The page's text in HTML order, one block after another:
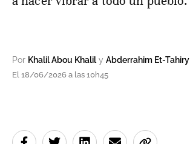
Por Khalil Abou Khalil y Abderrahim Et-Tahiry
El 18/06/2026 a las 10h45